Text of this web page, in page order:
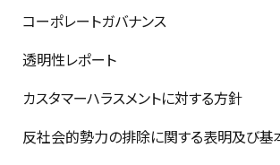
コーポレートガバナンス
透明性レポート
カスタマーハラスメントに対する方針
反社会的勢力の排除に関する表明及び基